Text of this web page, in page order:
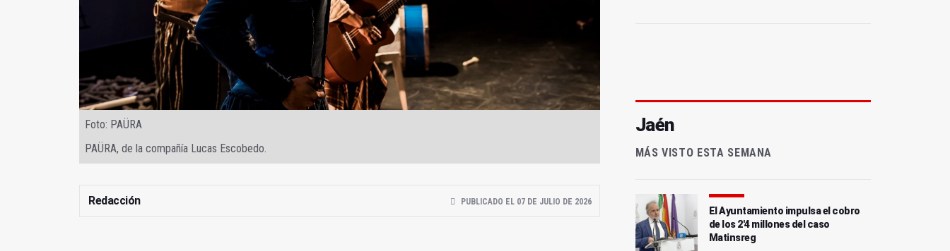
Foto: PAÜRA
PAÜRA, de la compañía Lucas Escobedo.
Redacción PUBLICADO EL 07 DE JULIO DE 2026
Jaén
MÁS VISTO ESTA SEMANA
El Ayuntamiento impulsa el cobro
de los 2'4 millones del caso
Matinsreg